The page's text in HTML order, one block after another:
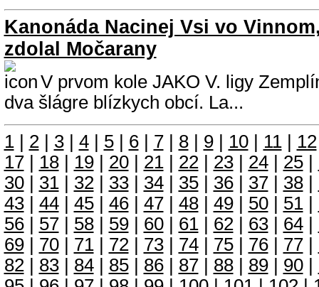
Kanonáda Nacinej Vsi vo
zdolal Močarany
V prvom kole JAKO V. ligy
dva šlágre blízkych obcí. La...
1| 2| 3| 4| 5| 6| 7| 8| 9| 10| 11| 12
17| 18| 19| 20| 21| 22| 23| 24| 25|
30| 31| 32| 33| 34| 35| 36| 37| 38|
43| 44| 45| 46| 47| 48| 49| 50| 51|
56| 57| 58| 59| 60| 61| 62| 63| 64|
69| 70| 71| 72| 73| 74| 75| 76| 77|
82| 83| 84| 85| 86| 87| 88| 89| 90|